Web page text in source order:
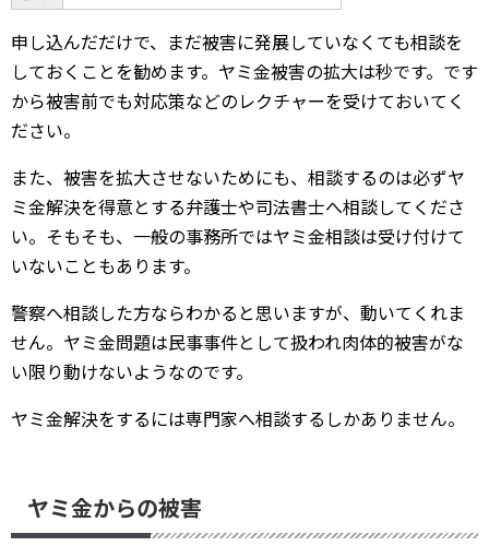
申し込んだだけで、まだ被害に発展していなくても相談を
しておくことを勧めます。ヤミ金被害の拡大は秒です。です
から被害前でも対応策などのレクチャーを受けておいてく
ださい。
また、被害を拡大させないためにも、相談するのは必ずヤ
ミ金解決を得意とする弁護士や司法書士へ相談してくださ
い。そもそも、一般の事務所ではヤミ金相談は受け付けて
いないこともあります。
警察へ相談した方ならわかると思いますが、動いてくれま
せん。ヤミ金問題は民事事件として扱われ肉体的被害がな
い限り動けないようなのです。
ヤミ金解決をするには専門家へ相談するしかありません。
ヤミ金からの被害